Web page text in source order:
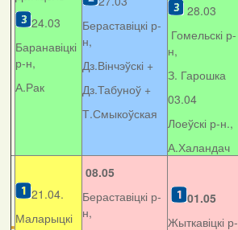
24.03
Баранавіцкі
р-н,
А.Рак
Бераставіцкі р-
н,
Дз.Вінчэўскі +
Дз.Табуноў +
Т.Смыкоўская
28.03
Гомельскі р-
н,
З. Гарошка
03.04
Лоеўскі р-н.,
А.Халандач
21.04.
Маларыцкі
08.05
Бераставіцкі р-
н,
01.05
Жыткавіцкі р-